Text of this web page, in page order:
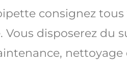
consignez
Vous disposerez du